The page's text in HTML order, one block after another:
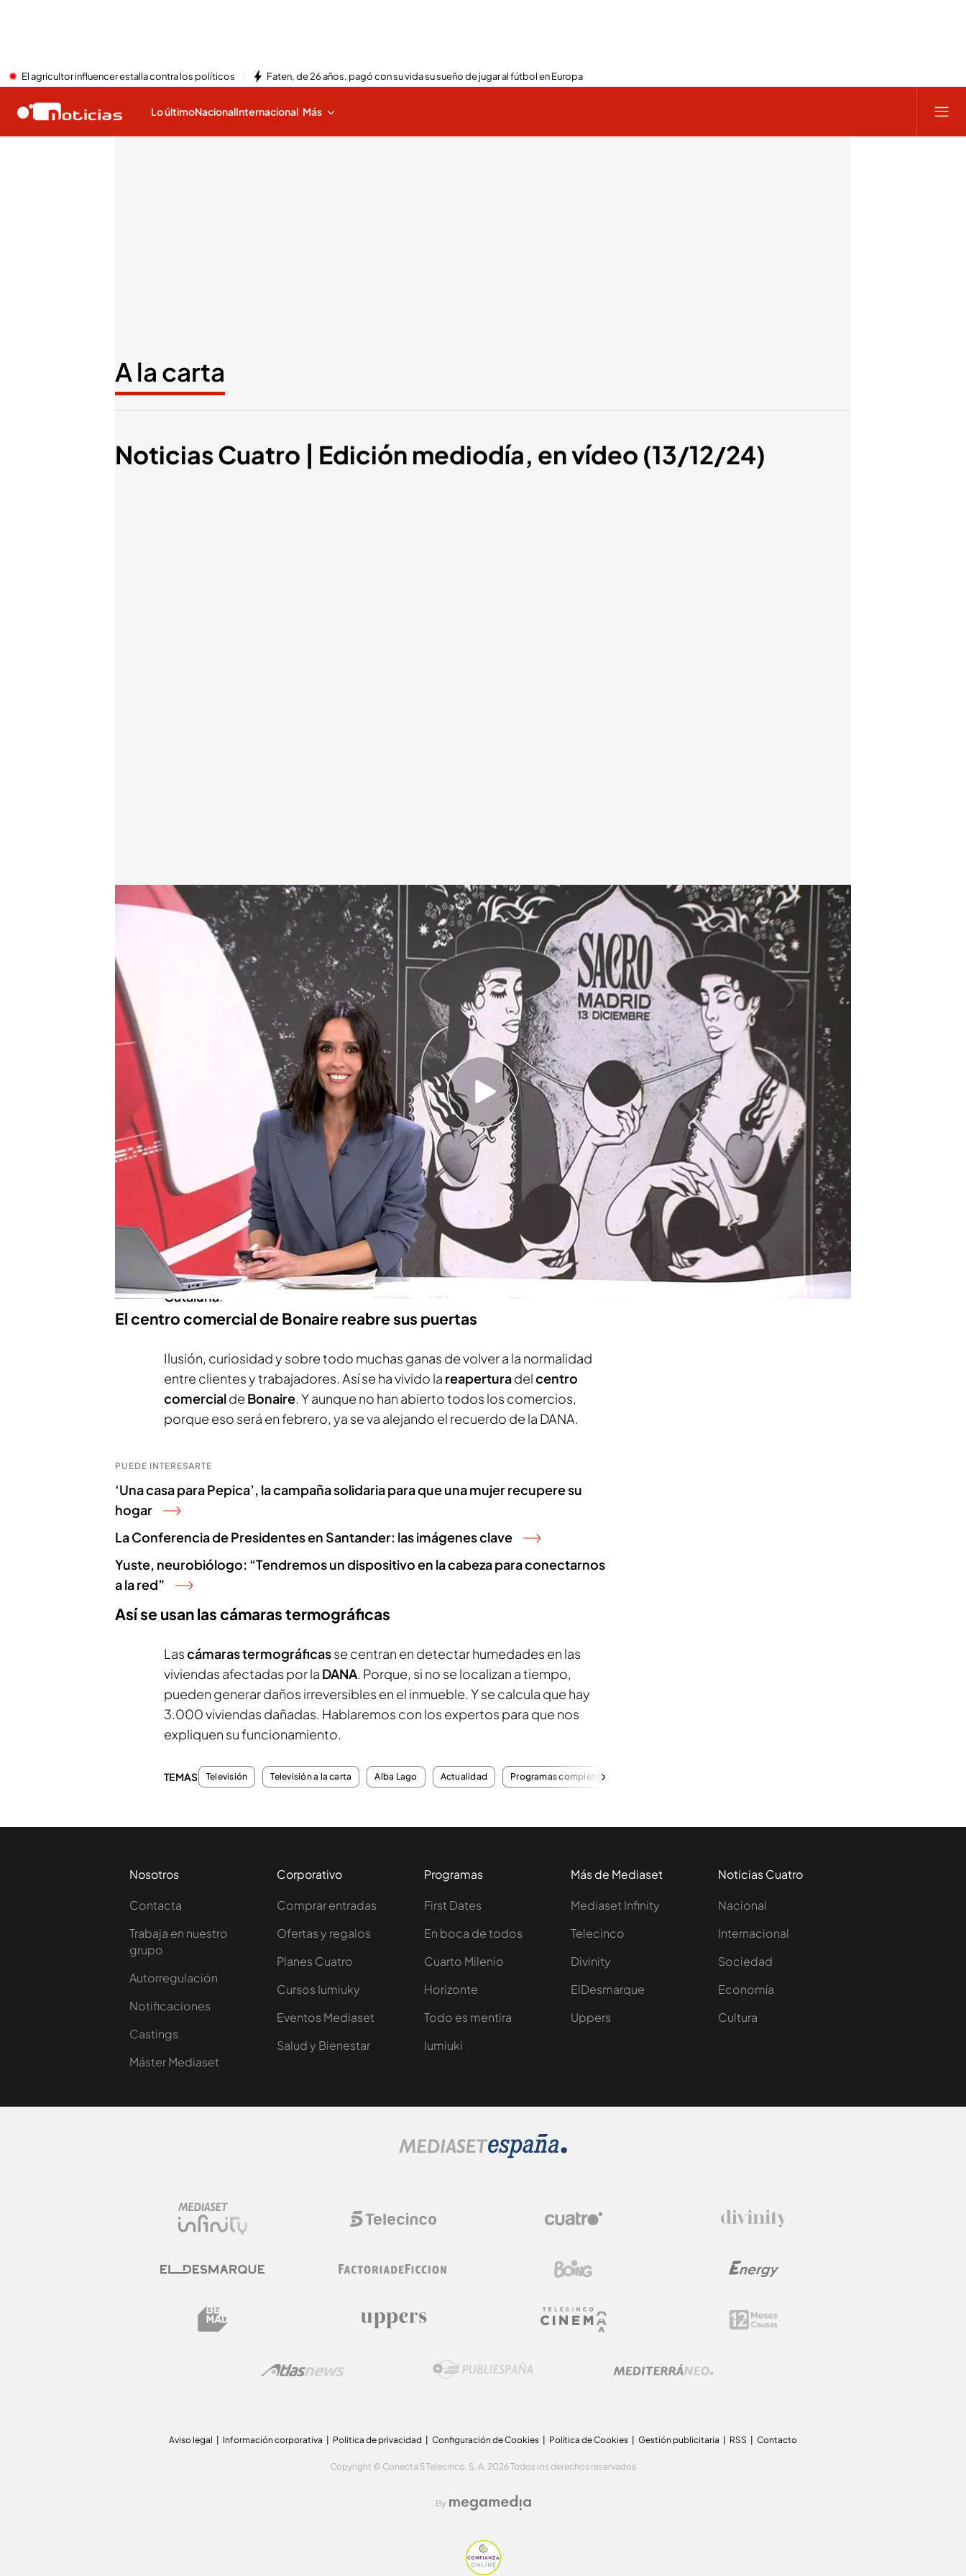
El agricultor influencer estalla contra los políticos Faten, de 26 años, pagó con su vida su sueño de jugar al fútbol en Europa
Lo últimoNacionalInternacional Más
A la carta
Noticias Cuatro | Edición mediodía, en vídeo (13/12/24)
Las noticias, de la mano de Alba Lago
Redacción digital Noticias Cuatro
13 DIC 2024 - 15:31h.
Comienza la Conferencia de Presidentes en Santander
El centro comercial de Bonaire reabre sus puertas tras la DANA
Las cámaras termográficas y su uso para las viviendas afectadas por la
Conferencia de Presidentes en Santander
Hoy ha comenzado laConferencia de Presidentes,
una cita que no se
realizaba desde hace casi tres años. El saludo entre Pedro Sánchez e
Isabel Díaz Ayuso ha sido gélido. Sobre la mesa hay cuatro temas
polémicos y, a priori, poco ánimo de llegar a acuerdos. Los populares han
remarcado que no piensan aceptar lafinanciación autonómicade
Cataluña.
El centro comercial de Bonaire reabre sus puertas
Ilusión, curiosidad y sobre todo muchas ganas de volver a la normalidad
entre clientes y trabajadores. Así se ha vivido la reaperturadelcentro
comercialde Bonaire. Y aunque no han abierto todos los comercios,
porque eso será en febrero, ya se va alejando el recuerdo de la DANA.
PUEDE INTERESARTE
‘Una casa para Pepica’, la campaña solidaria para que una mujer recupere su
hogar
La Conferencia de Presidentes en Santander: las imágenes clave
Yuste, neurobiólogo: “Tendremos un dispositivo en la cabeza para conectarnos
a la red”
Así se usan las cámaras termográficas
Lascámaras termográficasse centran en detectar humedades en las
viviendas afectadas por la DANA. Porque, si no se localizan a tiempo,
pueden generar daños irreversibles en el inmueble. Y se calcula que hay
3.000 viviendas dañadas. Hablaremos con los expertos para que nos
expliquen su funcionamiento.
TEMAS Televisión Televisión a la carta Alba Lago Actualidad Programas completos
Nosotros
Contacta
Trabaja en nuestro
grupo
Autorregulación
Notificaciones
Castings
Máster Mediaset
Corporativo
Comprar entradas
Ofertas y regalos
Planes Cuatro
Cursos Iumiuky
Eventos Mediaset
Salud y Bienestar
Programas
First Dates
En boca de todos
Cuarto Milenio
Horizonte
Todo es mentira
Iumiuki
Más de Mediaset
Mediaset Infinity
Telecinco
Divinity
ElDesmarque
Uppers
Noticias Cuatro
Nacional
Internacional
Sociedad
Economía
Cultura
Aviso legal Información corporativa Politica de privacidad Configuración de Cookies Política de Cookies Gestión publicitaria RSS Contacto
Copyright © Conecta 5 Telecinco, S. A. 2026 Todos los derechos reservados
By